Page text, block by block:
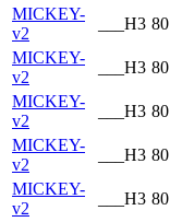
MICKEY-
v2
___H3 80
MICKEY-
v2
___H3 80
MICKEY-
v2
___H3 80
MICKEY-
v2
___H3 80
MICKEY-
v2
___H3 80